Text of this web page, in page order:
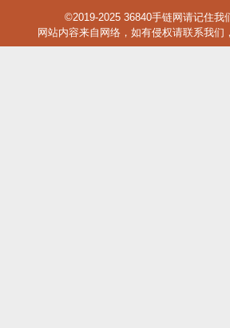
版 版
©2019-2025 36840手链网请记住我
网站内容来自网络，如有侵权请联系我们